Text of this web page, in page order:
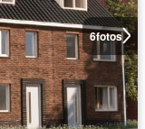
6fotos